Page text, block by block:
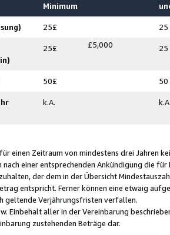
Minimum
25£ 25
25£ £5,000 25
50£ 50
k.A.
einen Zeitraum von mindestens drei Jahren
nach einer entsprechenden Ankündigung die
der dem in der Übersicht
entspricht. Ferner können eine etwaig
geltende Verjährungsfristen verfallen.
Einbehalt aller in der Vereinbarung
zustehenden Beträge dar.